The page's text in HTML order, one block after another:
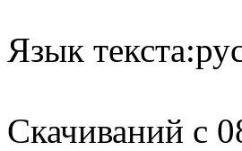
Язык текста:
Cкачиваний с